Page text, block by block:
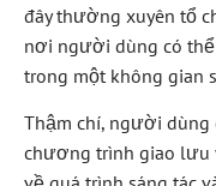
đây thường xuyên tổ
nơi người dùng có
trong một không gian
Thậm chí, người
chương trình giao lưu